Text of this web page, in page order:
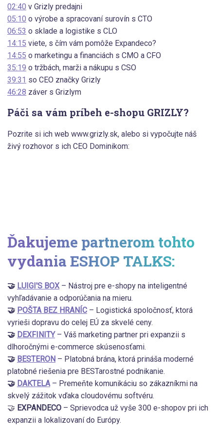
02:40 v Grizly predajni
05:10 o výrobe a spracovaní surovín s CTO
06:53 o sklade a logistike s CLO
14:15 viete, s čím vám pomôže Expandeco?
14:55 o marketingu a financiách s CMO a CFO
35:19 o tržbách, marži a nákupu s CSO
39:31 so CEO značky Grizly
46:28 záver s Grizlym
Páči sa vám príbeh e-shopu GRIZLY?
Pozrite si ich web www.grizly.sk, alebo si vypočujte náš
živý rozhovor s ich CEO Dominikom:
Ďakujeme partnerom tohto
vydania ESHOP TALKS:
🤝 LUIGI'S BOX– Nástroj pre e-shopy na inteligentné
vyhľadávanie a odporúčania na mieru.
🤝 POŠTA BEZ HRANÍC – Logistická spoločnosť, ktorá
vyrieši dopravu do celej EÚ za skvelé ceny.
🤝 DEXFINITY– Váš marketing partner pri expanzii s
dlhoročnými e-commerce skúsenosťami.
🤝 BESTERON – Platobná brána, ktorá prináša moderné
platobné riešenia pre BESTarostné podnikanie.
🤝 DAKTELA– Premeňte komunikáciu so zákazníkmi na
skvelý zážitok vďaka cloudovému softvéru.
🤝 EXPANDECO – Sprievodca už vyše 300 e-shopov pri ich
expanzii a lokalizovaní do Európy.